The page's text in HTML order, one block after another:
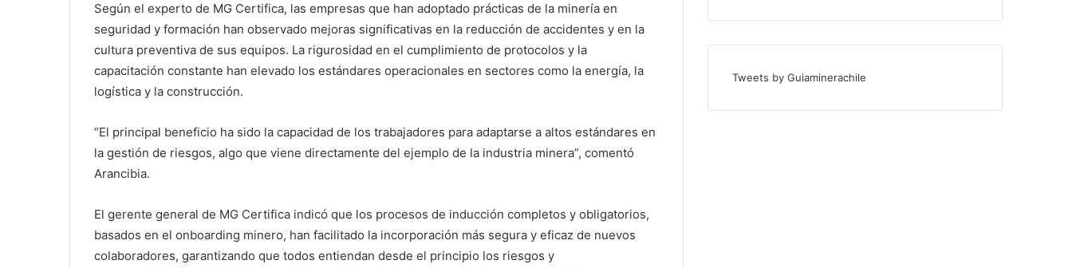
Según el experto de MG Certifica, las empresas que han adoptado prácticas de la minería en
seguridad y formación han observado mejoras significativas en la reducción de accidentes y en la
cultura preventiva de sus equipos. La rigurosidad en el cumplimiento de protocolos y la
capacitación constante han elevado los estándares operacionales en sectores como la energía, la
logística y la construcción.
“El principal beneficio ha sido la capacidad de los trabajadores para adaptarse a altos estándares en
la gestión de riesgos, algo que viene directamente del ejemplo de la industria minera”, comentó
Arancibia.
El gerente general de MG Certifica indicó que los procesos de inducción completos y obligatorios,
basados en el onboarding minero, han facilitado la incorporación más segura y eficaz de nuevos
colaboradores, garantizando que todos entiendan desde el principio los riesgos y
Tweets by Guiaminerachile